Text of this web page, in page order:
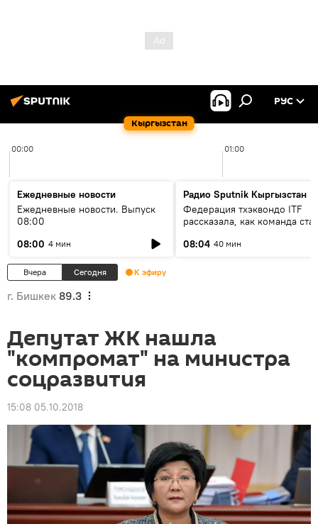
Кыргызстан
РУС
00:00 01:00
Ежедневные новости
Ежедневные новости. Выпуск
08:00
08:00 4 мин
Радио Sputnik Кыргызстан
Федерация тхэквондо ITF
рассказала, как команда
08:04 40 мин
Вчера Сегодня К эфиру
г. Бишкек 89.3
Депутат ЖК нашла
"компромат" на министра
соцразвития
15:08 05.10.2018